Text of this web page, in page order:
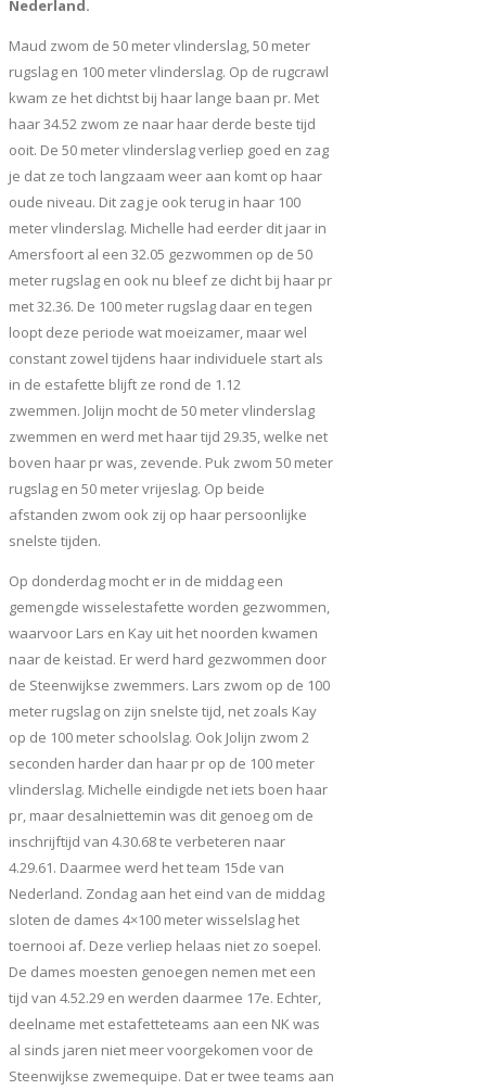
Nederland.
Maud zwom de 50 meter vlinderslag, 50 meter
rugslag en 100 meter vlinderslag. Op de rugcrawl
kwam ze het dichtst bij haar lange baan pr. Met
haar 34.52 zwom ze naar haar derde beste tijd
ooit. De 50 meter vlinderslag verliep goed en zag
je dat ze toch langzaam weer aan komt op haar
oude niveau. Dit zag je ook terug in haar 100
meter vlinderslag. Michelle had eerder dit jaar in
Amersfoort al een 32.05 gezwommen op de 50
meter rugslag en ook nu bleef ze dicht bij haar pr
met 32.36. De 100 meter rugslag daar en tegen
loopt deze periode wat moeizamer, maar wel
constant zowel tijdens haar individuele start als
in de estafette blijft ze rond de 1.12
zwemmen. Jolijn mocht de 50 meter vlinderslag
zwemmen en werd met haar tijd 29.35, welke net
boven haar pr was, zevende. Puk zwom 50 meter
rugslag en 50 meter vrijeslag. Op beide
afstanden zwom ook zij op haar persoonlijke
snelste tijden.
Op donderdag mocht er in de middag een
gemengde wisselestafette worden gezwommen,
waarvoor Lars en Kay uit het noorden kwamen
naar de keistad. Er werd hard gezwommen door
de Steenwijkse zwemmers. Lars zwom op de 100
meter rugslag on zijn snelste tijd, net zoals Kay
op de 100 meter schoolslag. Ook Jolijn zwom 2
seconden harder dan haar pr op de 100 meter
vlinderslag. Michelle eindigde net iets boen haar
pr, maar desalniettemin was dit genoeg om de
inschrijftijd van 4.30.68 te verbeteren naar
4.29.61. Daarmee werd het team 15de van
Nederland. Zondag aan het eind van de middag
sloten de dames 4×100 meter wisselslag het
toernooi af. Deze verliep helaas niet zo soepel.
De dames moesten genoegen nemen met een
tijd van 4.52.29 en werden daarmee 17e. Echter,
deelname met estafetteteams aan een NK was
al sinds jaren niet meer voorgekomen voor de
Steenwijkse zwemequipe. Dat er twee teams aan